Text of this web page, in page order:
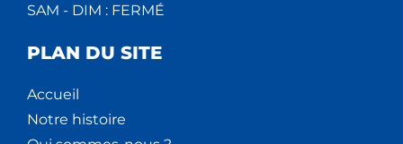
SAM - DIM : FERMÉ
PLAN DU SITE
Accueil
Notre histoire